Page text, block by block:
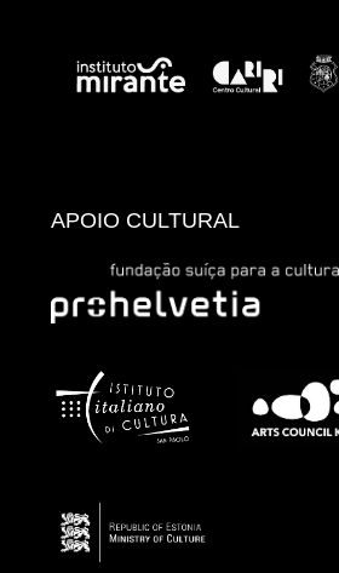
APOIO CULTURAL